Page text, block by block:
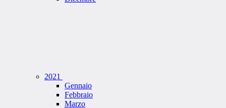
2021
Gennaio
Febbraio
Marzo